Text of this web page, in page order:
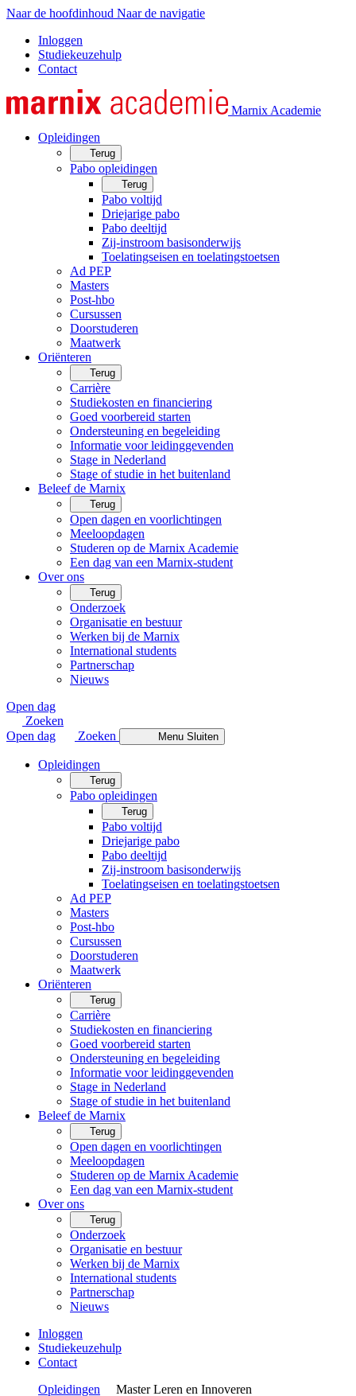
Naar de hoofdinhoud Naar de navigatie
Inloggen
Studiekeuzehulp
Contact
Marnix Academie
Opleidingen
Terug
Pabo opleidingen
Terug
Pabo voltijd
Driejarige pabo
Pabo deeltijd
Zij-instroom basisonderwijs
Toelatingseisen en toelatingstoetsen
Ad PEP
Masters
Post-hbo
Cursussen
Doorstuderen
Maatwerk
Oriënteren
Terug
Carrière
Studiekosten en financiering
Goed voorbereid starten
Ondersteuning en begeleiding
Informatie voor leidinggevenden
Stage in Nederland
Stage of studie in het buitenland
Beleef de Marnix
Terug
Open dagen en voorlichtingen
Meeloopdagen
Studeren op de Marnix Academie
Een dag van een Marnix-student
Over ons
Terug
Onderzoek
Organisatie en bestuur
Werken bij de Marnix
International students
Partnerschap
Nieuws
Open dag
Zoeken
Open dag
Zoeken Menu Sluiten
Opleidingen
Terug
Pabo opleidingen
Terug
Pabo voltijd
Driejarige pabo
Pabo deeltijd
Zij-instroom basisonderwijs
Toelatingseisen en toelatingstoetsen
Ad PEP
Masters
Post-hbo
Cursussen
Doorstuderen
Maatwerk
Oriënteren
Terug
Carrière
Studiekosten en financiering
Goed voorbereid starten
Ondersteuning en begeleiding
Informatie voor leidinggevenden
Stage in Nederland
Stage of studie in het buitenland
Beleef de Marnix
Terug
Open dagen en voorlichtingen
Meeloopdagen
Studeren op de Marnix Academie
Een dag van een Marnix-student
Over ons
Terug
Onderzoek
Organisatie en bestuur
Werken bij de Marnix
International students
Partnerschap
Nieuws
Inloggen
Studiekeuzehulp
Contact
Opleidingen
Master Leren en Innoveren